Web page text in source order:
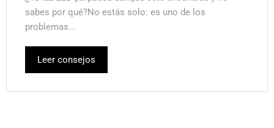
sabes por qué?No estás solo: es uno de los
problemas...
Leer consejos